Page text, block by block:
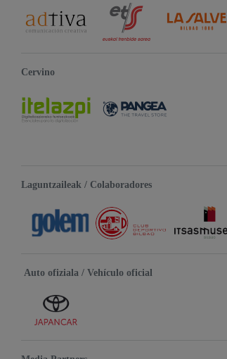
Cervino
Laguntzaileak / Colaboradores
Auto ofiziala / Vehículo oficial